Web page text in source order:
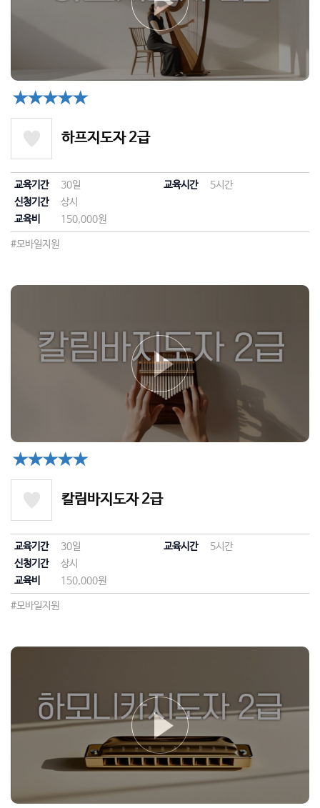
★★★★★
하프지도자 2급
교육기간 30일 교육시간
5시간
신청기간
상시
교육비
150,000원
#모바일지원
★★★★★
칼림바지도자 2급
교육기간 30일 교육시간
5시간
신청기간
상시
교육비
150,000원
#모바일지원